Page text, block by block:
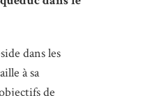
dans les
à sa
de